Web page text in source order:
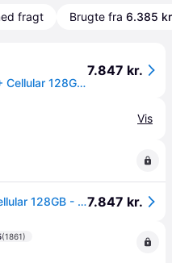
fragt Brugte fra 6.385
Apple iPad Air M3 13" Wi-Fi + Cellular 128GB - Space Grey
7.847 kr.
Vis
Apple iPad Air M3 13" Wi-Fi + Cellular 128GB - Space Grey7.847 kr.
(1861)